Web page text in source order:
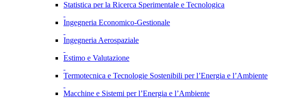
Statistica per la Ricerca Sperimentale e Tecnologica
Ingegneria Economico-Gestionale
Ingegneria Aerospaziale
Estimo e Valutazione
Termotecnica e Tecnologie Sostenibili per l’Energia e l’Ambiente
Macchine e Sistemi per l’Energia e l’Ambiente